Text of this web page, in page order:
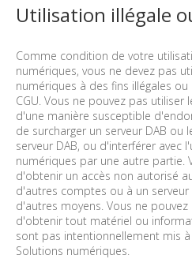
Utilisation illégale
Comme condition de votre
numériques, vous ne devez pas
numériques à des fins illégales
CGU. Vous ne pouvez pas utiliser
d'une manière susceptible
de surcharger un serveur DAB ou
serveur DAB, ou d'interférer avec
numériques par une autre partie.
d'obtenir un accès non autorisé
d'autres comptes ou à un
d'autres moyens. Vous ne
d'obtenir tout matériel ou
sont pas intentionnellement mis
Solutions numériques.